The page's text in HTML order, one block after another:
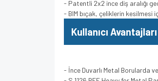
- Patentli 2x2 ince diş aralığı
- BIM bıçak, çeliklerin kesilmesi
Kullanıcı Avantajları
- İnce Duvarlı Metal Borularda